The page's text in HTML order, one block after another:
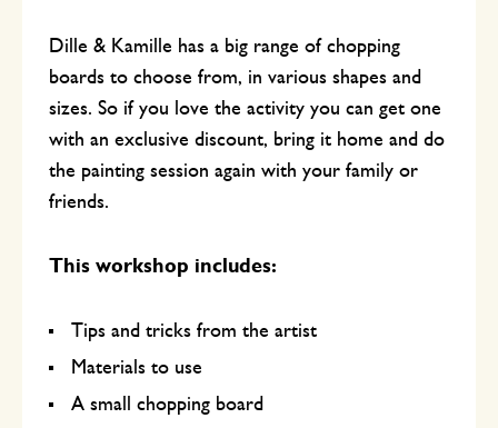
Dille & Kamille has a big range of chopping
boards to choose from, in various shapes and
sizes. So if you love the activity you can get one
with an exclusive discount, bring it home and do
the painting session again with your family or
friends.
This workshop includes:
Tips and tricks from the artist
Materials to use
A small chopping board